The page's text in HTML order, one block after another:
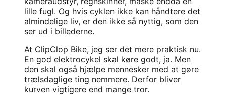
lille fugl. Og hvis cyklen ikke kan håndtere det
almindelige liv, er den ikke så nyttig, som den
ser ud i billederne.
At ClipClop Bike, jeg ser det mere praktisk nu.
En god elektrocykel skal køre godt, ja. Men
den skal også hjælpe mennesker med at gøre
trælsdaglige ting nemmere. Derfor bliver
kurven vigtigere end mange tror.